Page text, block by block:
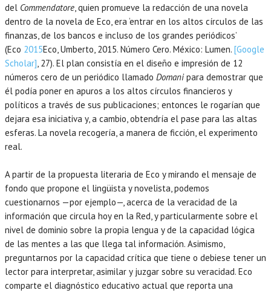
del Commendatore, quien promueve la redacción de una novela
dentro de la novela de Eco, era ‘entrar en los altos círculos de las
finanzas, de los bancos e incluso de los grandes periódicos’
(Eco 2015Eco,Umberto, 2015. Número Cero. México: Lumen. [Google
Scholar], 27). El plan consistía en el diseño e impresión de 12
números cero de un periódico llamado Domanipara demostrar que
él podía poner en apuros a los altos círculos financieros y
políticos a través de sus publicaciones; entonces le rogarían que
dejara esa iniciativa y, a cambio, obtendría el pase para las altas
esferas. La novela recogería, a manera de ficción, el experimento
real.
A partir de la propuesta literaria de Eco y mirando el mensaje de
fondo que propone el lingüista y novelista, podemos
cuestionarnos —por ejemplo—, acerca de la veracidad de la
información que circula hoy en la Red, y particularmente sobre el
nivel de dominio sobre la propia lengua y de la capacidad lógica
de las mentes a las que llega tal información. Asimismo,
preguntarnos por la capacidad crítica que tiene o debiese tener un
lector para interpretar, asimilar y juzgar sobre su veracidad. Eco
comparte el diagnóstico educativo actual que reporta una